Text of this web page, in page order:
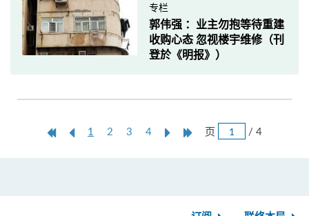
专栏
郭伟强 ：业主勿抱等待重建
收购心态 忽视楼宇维修（刊
登於《明报》）
第
上
1 2 3 4
NextLast页 / 4跳